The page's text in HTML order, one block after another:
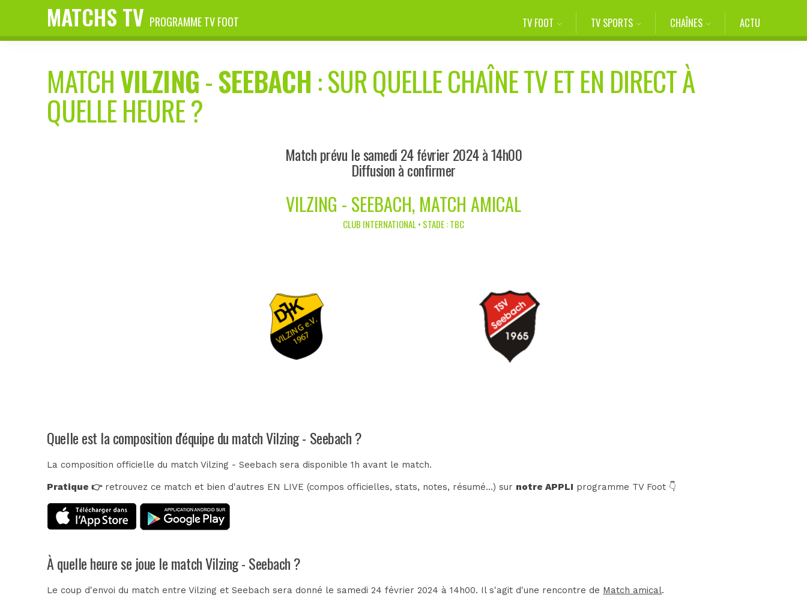
MATCHS TV PROGRAMME TV FOOT TV FOOT TV SPORTS CHAÎNES ACTU
MATCHVILZING-SEEBACH : SUR QUELLE CHAÎNE TV ET EN DIRECT À
QUELLE HEURE ?
Match prévu le samedi 24 février 2024 à 14h00
Diffusion à confirmer
VILZING - SEEBACH, MATCH AMICAL
CLUB INTERNATIONAL • STADE : TBC
Quelle est la composition d'équipe du match Vilzing - Seebach ?
La composition officielle du match Vilzing - Seebach sera disponible 1h avant le match.
Pratique 👉retrouvez ce match et bien d'autres EN LIVE (compos officielles, stats, notes, résumé...) sur notre APPLI programme TV Foot 👇
À quelle heure se joue le match Vilzing - Seebach ?
Le coup d'envoi du match entre Vilzing et Seebach sera donné le samedi 24 février 2024 à 14h00. Il s'agit d'une rencontre de Match amical.